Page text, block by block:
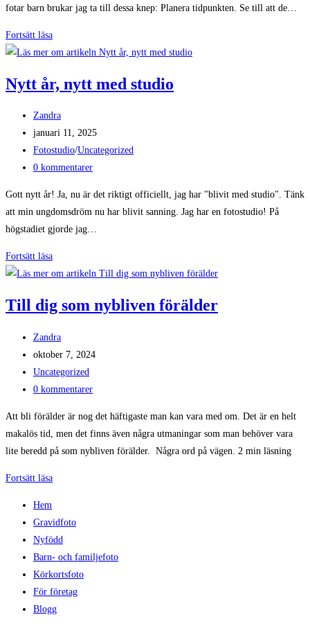
fotar barn brukar jag ta till dessa knep: Planera tidpunkten. Se till att de…
Fortsätt läsaFem
knep
lyckade
Nytt år, nytt med studio
Inläggsförfattare:
Zandra
Inlägget
publicerat:
januari 11, 2025
Inläggskategori:
Fotostudio/Uncategorized
Kommentarer
inlägget:
0 kommentarer
Gott nytt år! Ja, nu är det riktigt officiellt, jag har "blivit med studio". Tänk
att min ungdomsdröm nu har blivit sanning. Jag har en fotostudio! På
högstadiet gjorde jag…
Fortsätt läsaNytt
år,
med
Till dig som nybliven förälder
Inläggsförfattare:
Zandra
Inlägget
publicerat:
oktober 7, 2024
Inläggskategori:
Uncategorized
Kommentarer
inlägget:
0 kommentarer
Att bli förälder är nog det häftigaste man kan vara med om. Det är en helt
makalös tid, men det finns även några utmaningar som man behöver vara
lite beredd på som nybliven förälder. Några ord på vägen. 2 min läsning
Fortsätt läsaTill
nybliven
förälder
Hem
Gravidfoto
Nyfödd
Barn- och familjefoto
Körkortsfoto
För företag
Blogg